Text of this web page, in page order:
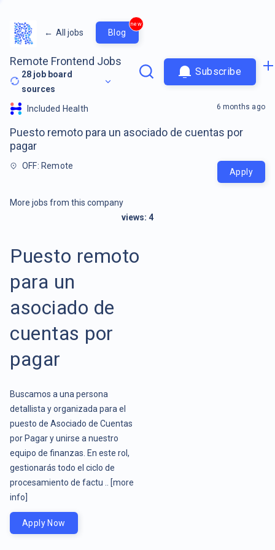
← All jobs Blog
new
Remote Frontend Jobs
28 job board
sources
Subscribe
Included Health
Puesto remoto para un asociado de cuentas por
pagar
OFF: Remote
6 months ago
Apply
More jobs from this company
views: 4
Puesto remoto
para un
asociado de
cuentas por
pagar
Buscamos a una persona
detallista y organizada para el
puesto de Asociado de Cuentas
por Pagar y unirse a nuestro
equipo de finanzas. En este rol,
gestionarás todo el ciclo de
procesamiento de factu ..
[more
info]
Apply Now